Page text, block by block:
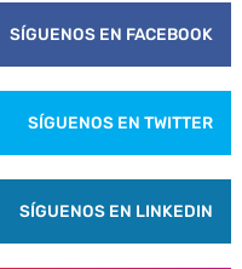
SÍGUENOS EN FACEBOOK
SÍGUENOS EN TWITTER
SÍGUENOS EN LINKEDIN